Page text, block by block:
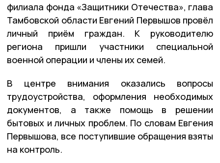
филиала фонда «Защитники Отечества», глава
Тамбовской области Евгений Первышов провёл
личный приём граждан. К руководителю
региона пришли участники специальной
военной операции и члены их семей.
В центре внимания оказались вопросы
трудоустройства, оформления необходимых
документов, а также помощь в решении
бытовых и личных проблем. По словам Евгения
Первышова, все поступившие обращения взяты
на контроль.